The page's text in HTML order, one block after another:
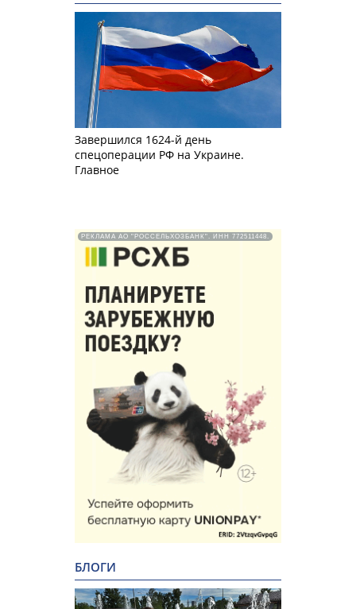
Завершился 1624-й день
спецоперации РФ на Украине.
Главное
РЕКЛАМА АО "РОССЕЛЬХОЗБАНК". ИНН 772511448.
БЛОГИ